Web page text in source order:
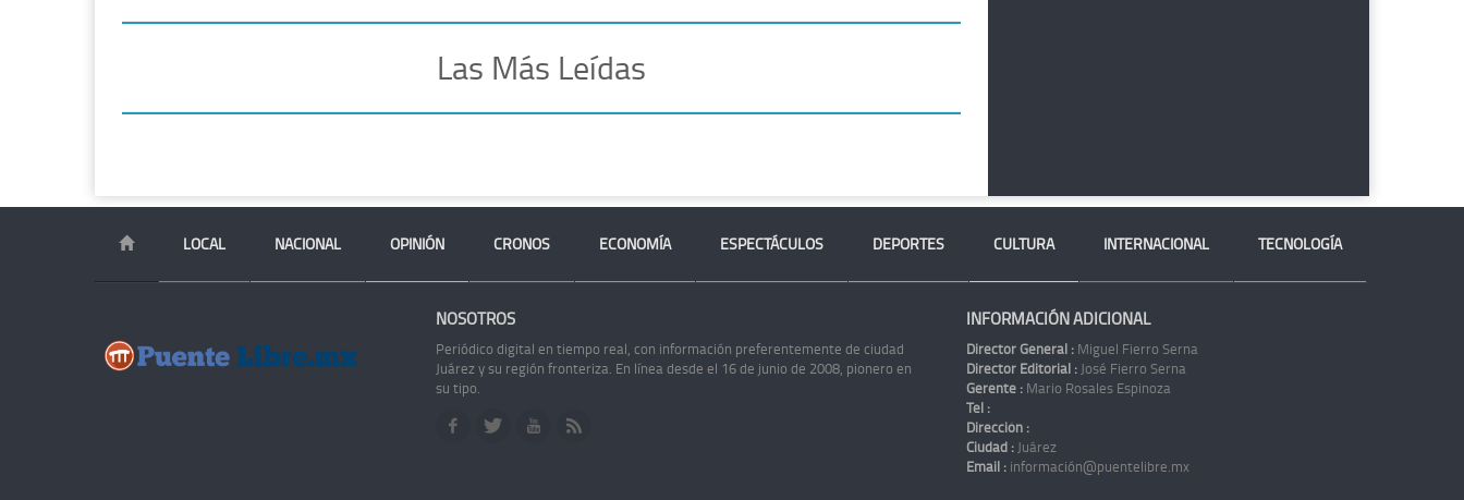
Las Más Leídas
LOCAL NACIONAL OPINIÓN CRONOS ECONOMÍA ESPECTÁCULOS DEPORTES CULTURA INTERNACIONAL TECNOLOGÍA
NOSOTROS
Periódico digital en tiempo real, con información preferentemente de ciudad
Juárez y su región fronteriza. En línea desde el 16 de junio de 2008, pionero en
su tipo.
INFORMACIÓN ADICIONAL
Director General : Miguel Fierro Serna
Director Editorial : José Fierro Serna
Gerente : Mario Rosales Espinoza
Tel :
Dirección :
Ciudad : Juárez
Email : información@puentelibre.mx